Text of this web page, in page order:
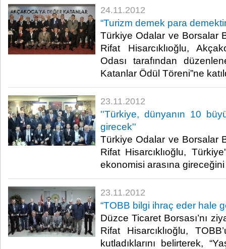
24.11.2012
​“Turizm demek para
Türkiye Odalar ve Borsalar
Rifat Hisarcıklıoğlu,
Odası tarafından
Katanlar Ödül Töreni”ne
23.11.2012
​''Türkiye, dünyanın 10
girecek''
Türkiye Odalar ve Borsalar
Rifat Hisarcıklıoğlu,
ekonomisi arasına
23.11.2012
​“TOBB bilgi ihraç eder hale
Düzce Ticaret Borsası’nı
Rifat Hisarcıklıoğlu,
kutladıklarını belirterek,